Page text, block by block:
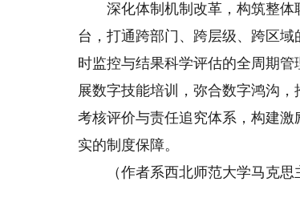
深化体制机制改革，构筑整体
台，打通跨部门、跨层级、跨区
时监控与结果科学评估的全周期
展数字技能培训，弥合数字鸿沟
考核评价与责任追究体系，构建
实的制度保障。
（作者系西北师范大学马克思